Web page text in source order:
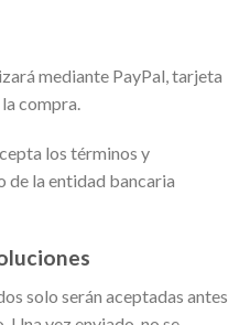
mediante PayPal, tarjeta
compra.
los términos y
de la entidad bancaria
solo serán aceptadas antes